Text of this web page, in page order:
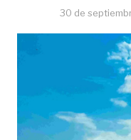
30 de